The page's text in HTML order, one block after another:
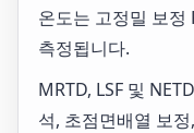
온도는 고정밀 보정
측정됩니다.
MRTD, LSF 및
석, 초점면배열 보